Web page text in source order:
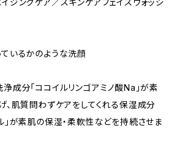
ジングケア／スキンケアフェイスウォッシ
いるかのような洗顔
成分「ココイルリンゴアミノ酸Na」が素
、肌質問わずケアをしてくれる保湿成分
」が素肌の保湿・柔軟性などを持続させま